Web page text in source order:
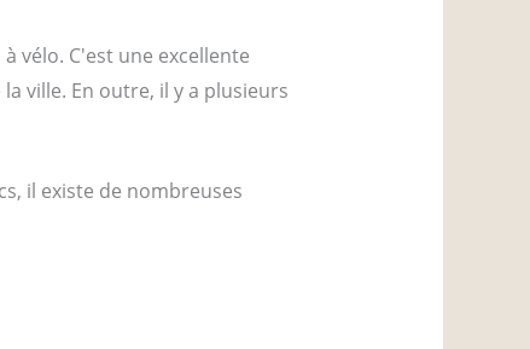
vélo. C'est une excellente
ville. En outre, il y a plusieurs
il existe de nombreuses